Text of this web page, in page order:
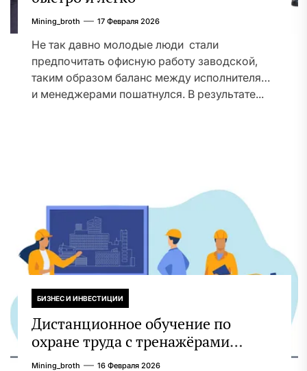
Mining_broth 17 Февраля 2026
Не так давно молодые люди стали
предпочитать офисную работу заводской,
таким образом баланс между исполнителями
и менеджерами пошатнулся. В результате...
БИЗНЕС И ИНВЕСТИЦИИ
Дистанционное обучение по
охране труда с тренажёрами
онлайн
Mining_broth 16 Февраля 2026